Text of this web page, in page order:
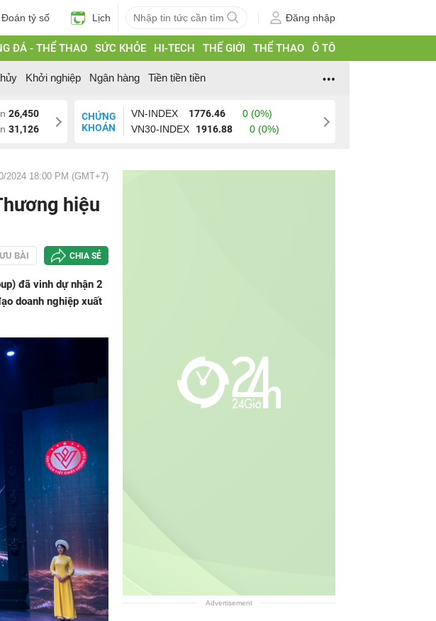
Đoán tỷ số Lịch Đăng nhập
ĐÁ - THỂ THAO SỨC KHỎE HI-TECH THẾ GIỚI THỂ THAO Ô TÔ
Khởi nghiệp Ngân hàng Tiền tiền tiền
26,450
31,126
CHỨNG
KHOÁN
VN-INDEX 1776.46
0 (0%)
VN30-INDEX
1916.88 0 (0%)
2024 18:00 PM (GMT+7)
hiệu
BÀI CHIA SẺ
đã vinh dự nhận 2
doanh nghiệp xuất
Advertisement